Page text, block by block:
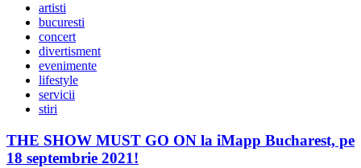
artisti
bucuresti
concert
divertisment
evenimente
lifestyle
servicii
stiri
THE SHOW MUST GO ON la iMapp Bucharest, pe
18 septembrie 2021!